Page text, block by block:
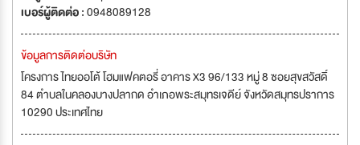
เบอร์ผู้ติดต่อ :0948089128
ข้อมูลการติดต่อบริษัท
โครงการ ไทยออโต้ โฮมแฟคตอรี่ อาคาร X3 96/133 หมู่ 8 ซอยสุขสวัสดิ์
84 ตำบลในคลองบางปลากด อำเภอพระสมุทรเจดีย์ จังหวัดสมุทรปราการ
10290 ประเทศไทย